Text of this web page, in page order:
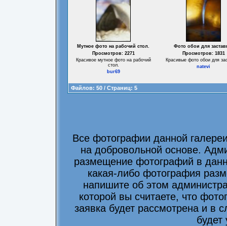
Мутное фото на рабочий стол.
Просмотров: 2271
Красивое мутное фото на рабочий
стол.
bur69
Фото обои для
Просмотров: 1831
Красивые фото обои для
natevi
Файлов: 50 / Страниц: 5
Все фотографии данной
на добровольной основе.
размещение фотографий в
какая-либо фотография
напишите об этом
которой вы считаете, что
заявка будет рассмотрена и в
будет